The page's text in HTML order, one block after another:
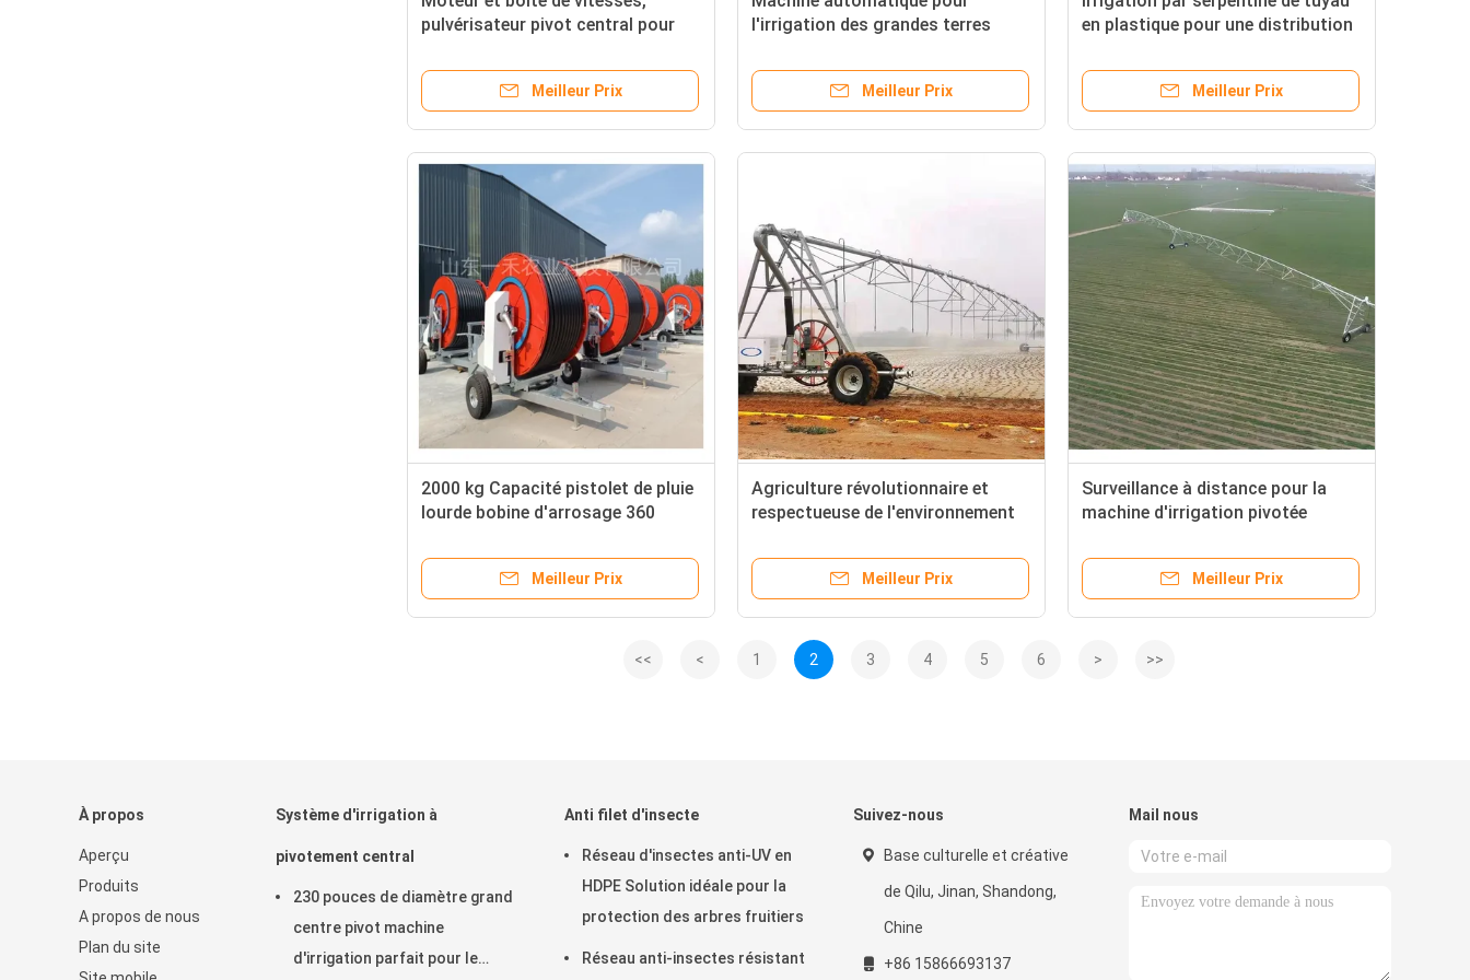
pulvérisateur pivot central pour
agricoles dans d'autres pays
Meilleur Prix
l'irrigation des grandes terres
cm Sprinkler pivoté au centre
Meilleur Prix
en plastique pour une distribution
Meilleur Prix
2000 kg Capacité pistolet de pluie
lourde bobine d'arrosage 360
d'irrigation automatique pour les
fermes Matériau métallique
Meilleur Prix
Agriculture révolutionnaire et
respectueuse de l'environnement
de champ de luzerne Système
d'irrigation pivot avec énergie
Meilleur Prix
Surveillance à distance pour la
machine d'irrigation pivotée
Meilleur Prix
<< < 1 2 3 4 5 6 > >>
À propos
Aperçu
Produits
A propos de nous
Plan du site
Système d'irrigation à
pivotement central
230 pouces de diamètre grand
centre pivot machine
d'irrigation parfait pour le
Anti filet d'insecte
Réseau d'insectes anti-UV en
HDPE Solution idéale pour la
protection des arbres fruitiers
Réseau anti-insectes résistant
Suivez-nous
Base culturelle et créative
de Qilu, Jinan, Shandong,
Chine
+86 15866693137
Mail nous